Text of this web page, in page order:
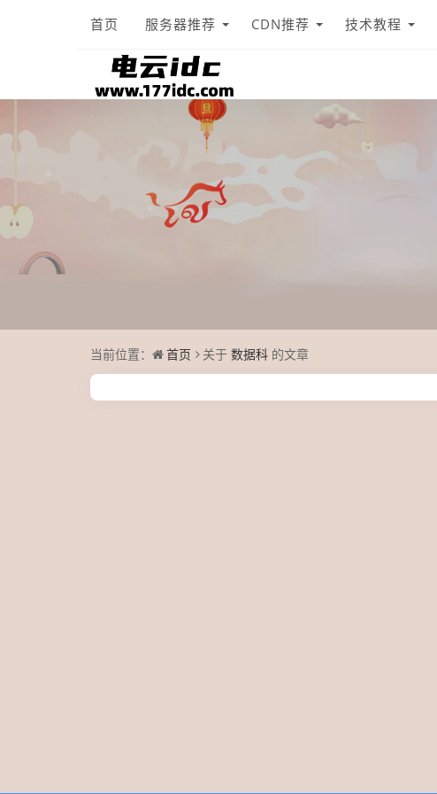
首页 服务器推荐 CDN推荐 技术教程
当前位置： 首页 关于 数据科 的文章